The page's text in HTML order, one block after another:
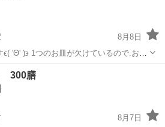
8月8日
いるので.お安
食器
300膳
8月7日